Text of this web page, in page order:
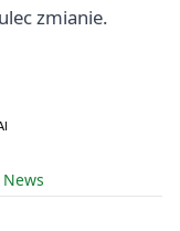
zmianie.